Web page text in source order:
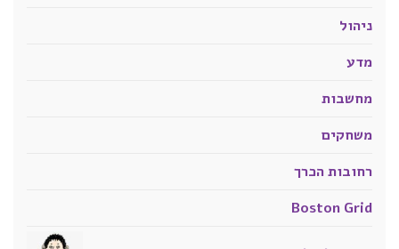
ניהול
מדע
מחשבות
משחקים
רחובות הכרך
Boston Grid